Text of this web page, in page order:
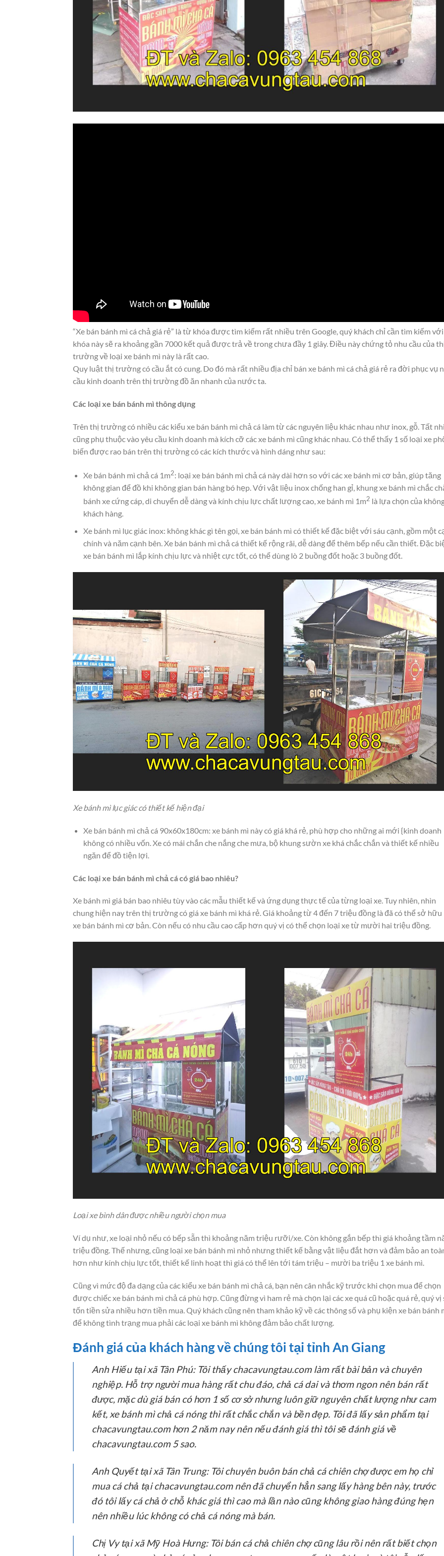
“Xe bán bánh mì cá chả giá rẻ” là từ khóa được tìm kiếm rất nhiều trên Google, quý khách chỉ cần tìm kiếm
khóa này sẽ ra khoảng gần 7000 kết quả được trả về trong chưa đầy 1 giây. Điều này chứng tỏ nhu cầu của
trường về loại xe bánh mì này là rất cao.
Quy luật thị trường có cầu ắt có cung. Do đó mà rất nhiều địa chỉ bán xe bánh mì cá chả giá rẻ ra đời phục vụ
cầu kinh doanh trên thị trường đồ ăn nhanh của nước ta.
Các loại xe bán bánh mì thông dụng
Trên thị trường có nhiều các kiểu xe bán bánh mì chả cá làm từ các nguyên liệu khác nhau như inox, gỗ. Tất
cũng phụ thuộc vào yêu cầu kinh doanh mà kích cỡ các xe bánh mì cũng khác nhau. Có thể thấy 1 số loại xe
biến được rao bán trên thị trường có các kích thước và hình dáng như sau:
Xe bán bánh mì chả cá 1m2: loại xe bán bánh mì chả cá này dài hơn so với các xe bánh mì cơ bản, giúp tăng
không gian để đồ khi không gian bán hàng bó hẹp. Với vật liệu inox chống han gỉ, khung xe bánh mì chắc
bánh xe cứng cáp, di chuyển dễ dàng và kính chịu lực chất lượng cao, xe bánh mì 1m2 là lựa chọn của
khách hàng.
Xe bánh mì lục giác inox: không khác gì tên gọi, xe bán bánh mì có thiết kế đặc biệt với sáu cạnh, gồm một
chính và năm cạnh bên. Xe bán bánh mì chả cá thiết kế rộng rãi, dễ dàng để thêm bếp nếu cần thiết. Đặc
xe bán bánh mì lắp kính chịu lực và nhiệt cực tốt, có thể dùng lò 2 buồng đốt hoặc 3 buồng đốt.
Xe bánh mì lục giác có thiết kế hiện đại
Xe bán bánh mì chả cá 90x60x180cm: xe bánh mì này có giá khá rẻ, phù hợp cho những ai mới {kinh doanh
không có nhiều vốn. Xe có mái chắn che nắng che mưa, bộ khung sườn xe khá chắc chắn và thiết kế nhiều
ngăn để đồ tiện lợi.
Các loại xe bán bánh mì chả cá có giá bao nhiêu?
Xe bánh mì giá bán bao nhiêu tùy vào các mẫu thiết kế và ứng dụng thực tế của từng loại xe. Tuy nhiên, nhìn
chung hiện nay trên thị trường có giá xe bánh mì khá rẻ. Giá khoảng từ 4 đến 7 triệu đồng là đã có thể sở hữu
xe bán bánh mì cơ bản. Còn nếu có nhu cầu cao cấp hơn quý vị có thể chọn loại xe từ mười hai triệu đồng.
Loại xe bình dân được nhiều người chọn mua
Ví dụ như, xe loại nhỏ nếu có bếp sẵn thì khoảng năm triệu rưỡi/xe. Còn không gắn bếp thì giá khoảng tầm
triệu đồng. Thế nhưng, cũng loại xe bán bánh mì nhỏ nhưng thiết kế bằng vật liệu đắt hơn và đảm bảo an
hơn như kính chịu lực tốt, thiết kế linh hoạt thì giá có thể lên tới tám triệu – mười ba triệu 1 xe bánh mì.
Cũng vì mức độ đa dạng của các kiểu xe bán bánh mì chả cá, bạn nên cân nhắc kỹ trước khi chọn mua để chọn
được chiếc xe bán bánh mì chả cá phù hợp. Cũng đừng vì ham rẻ mà chọn lại các xe quá cũ hoặc quá rẻ, quý vị
tốn tiền sửa nhiều hơn tiền mua. Quý khách cũng nên tham khảo kỹ về các thông số và phụ kiện xe bán bánh
để không tình trạng mua phải các loại xe bánh mì không đảm bảo chất lượng.
Đánh giá của khách hàng về chúng tôi tại tỉnh An Giang
Anh Hiếu tại xã Tân Phú:Tôi thấy chacavungtau.com làm rất bài bản và chuyên
nghiệp. Hỗ trợ người mua hàng rất chu đáo, chả cá dai và thơm ngon nên bán rất
được, mặc dù giá bán có hơn 1 số cơ sở nhưng luôn giữ nguyên chất lượng như cam
kết, xe bánh mì chả cá nóng thì rất chắc chắn và bền đẹp. Tôi đã lấy sản phẩm tại
chacavungtau.com hơn 2 năm nay nên nếu đánh giá thì tôi sẽ đánh giá về
chacavungtau.com 5 sao.
Anh Quyết tại xã Tân Trung:Tôi chuyên buôn bán chả cá chiên chợ được em họ chỉ
mua cá chả tại chacavungtau.com nên đã chuyển hẳn sang lấy hàng bên này, trước
đó tôi lấy cá chả ở chỗ khác giá thì cao mà lần nào cũng không giao hàng đúng hẹn
nên nhiều lúc không có chả cá nóng mà bán.
Chị Vy tại xã Mỹ Hoà Hưng:Tôi bán cá chả chiên chợ cũng lâu rồi nên rất biết chọn